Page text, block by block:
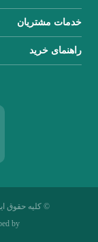
خدمات مشتریان
راهنمای خرید
© کلیه حقوق
by